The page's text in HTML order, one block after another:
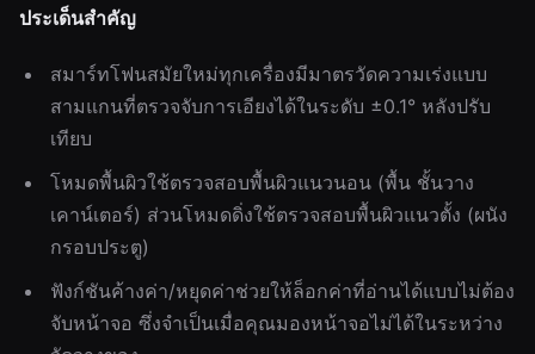
ประเด็นสำคัญ
สมาร์ทโฟนสมัยใหม่ทุกเครื่องมีมาตรวัดความเร่งแบบ
สามแกนที่ตรวจจับการเอียงได้ในระดับ ±0.1° หลังปรับ
เทียบ
โหมดพื้นผิวใช้ตรวจสอบพื้นผิวแนวนอน (พื้น ชั้นวาง
เคาน์เตอร์) ส่วนโหมดดิ่งใช้ตรวจสอบพื้นผิวแนวตั้ง (ผนัง
กรอบประตู)
ฟังก์ชันค้างค่า/หยุดค่าช่วยให้ล็อกค่าที่อ่านได้แบบไม่ต้อง
จับหน้าจอ ซึ่งจำเป็นเมื่อคุณมองหน้าจอไม่ได้ในระหว่าง